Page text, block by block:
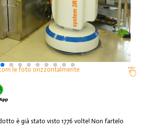
le foto orizzontalmente
è già stato visto 1776 volte! Non fartelo